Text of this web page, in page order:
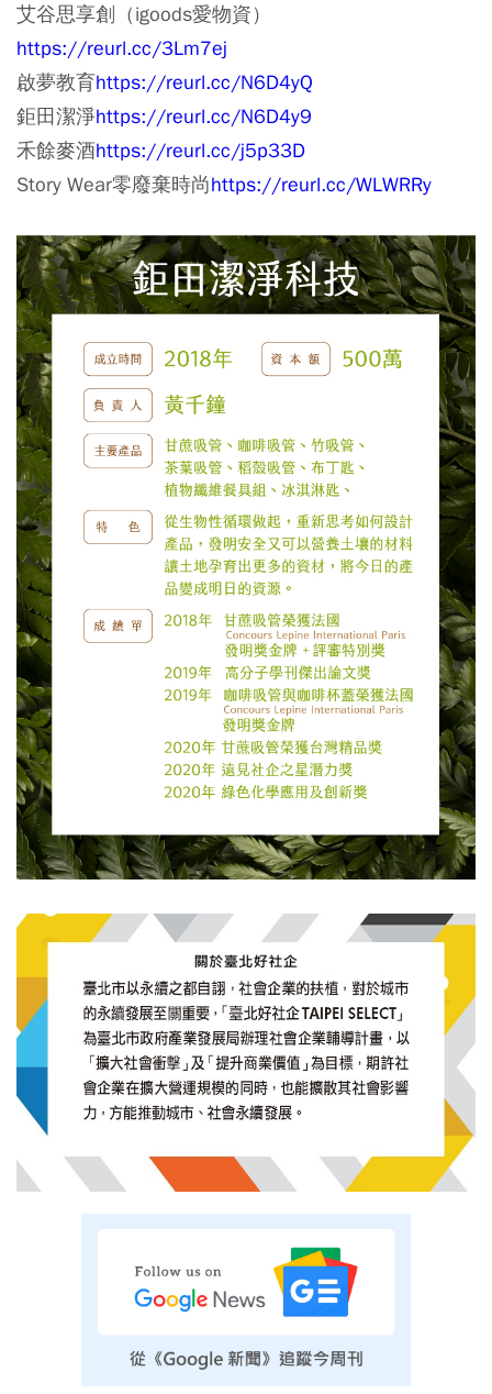
艾谷思享創（igoods愛物資）
https://reurl.cc/3Lm7ej
啟夢教育https://reurl.cc/N6D4yQ
鉅田潔淨https://reurl.cc/N6D4y9
禾餘麥酒https://reurl.cc/j5p33D
Story Wear零廢棄時尚https://reurl.cc/WLWRRy